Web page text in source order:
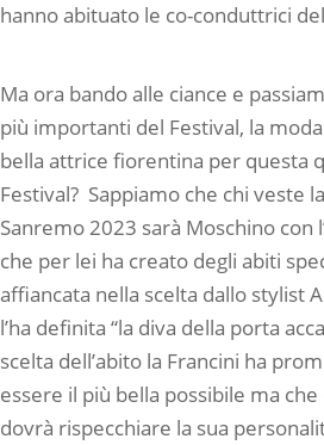
hanno abituato le co-conduttrici
Ma ora bando alle ciance e
più importanti del Festival, la
bella attrice fiorentina per questa
Festival? Sappiamo che chi veste
Sanremo 2023 sarà Moschino con
che per lei ha creato degli abiti
affiancata nella scelta dallo stylist
l’ha definita “la diva della porta
scelta dell’abito la Francini ha
essere il più bella possibile ma
dovrà rispecchiare la sua